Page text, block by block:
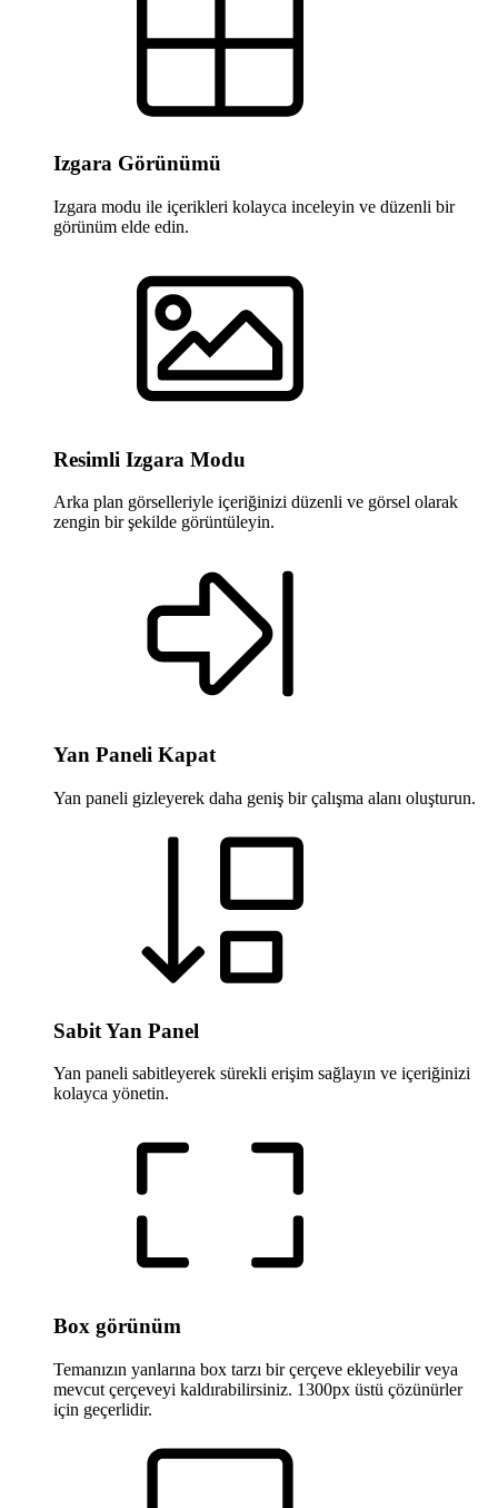
Izgara Görünümü
Izgara modu ile içerikleri kolayca inceleyin ve düzenli bir
görünüm elde edin.
Resimli Izgara Modu
Arka plan görselleriyle içeriğinizi düzenli ve görsel olarak
zengin bir şekilde görüntüleyin.
Yan Paneli Kapat
Yan paneli gizleyerek daha geniş bir çalışma alanı oluşturun.
Sabit Yan Panel
Yan paneli sabitleyerek sürekli erişim sağlayın ve içeriğinizi
kolayca yönetin.
Box görünüm
Temanızın yanlarına box tarzı bir çerçeve ekleyebilir veya
mevcut çerçeveyi kaldırabilirsiniz. 1300px üstü çözünürler
için geçerlidir.